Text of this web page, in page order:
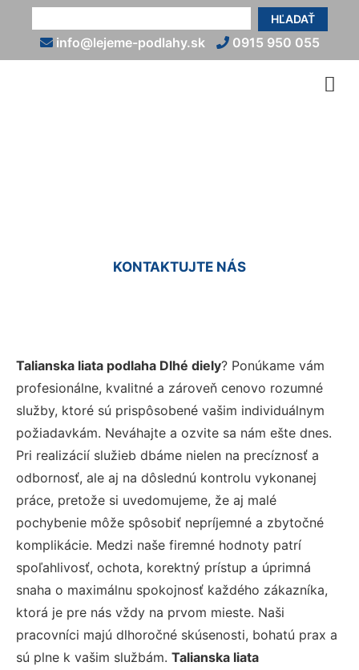
HĽADAŤ
info@lejeme-podlahy.sk 0915 950 055
KONTAKTUJTE NÁS
Talianska liata podlaha Dlhé diely? Ponúkame vám
profesionálne, kvalitné a zároveň cenovo rozumné
služby, ktoré sú prispôsobené vašim individuálnym
požiadavkám. Neváhajte a ozvite sa nám ešte dnes.
Pri realizácií služieb dbáme nielen na precíznosť a
odbornosť, ale aj na dôslednú kontrolu vykonanej
práce, pretože si uvedomujeme, že aj malé
pochybenie môže spôsobiť nepríjemné a zbytočné
komplikácie. Medzi naše firemné hodnoty patrí
spoľahlivosť, ochota, korektný prístup a úprimná
snaha o maximálnu spokojnosť každého zákazníka,
ktorá je pre nás vždy na prvom mieste. Naši
pracovníci majú dlhoročné skúsenosti, bohatú prax a
sú plne k vašim službám. Talianska liata